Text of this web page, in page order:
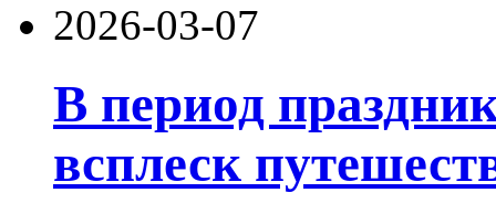
2026-03-07
В период
всплеск